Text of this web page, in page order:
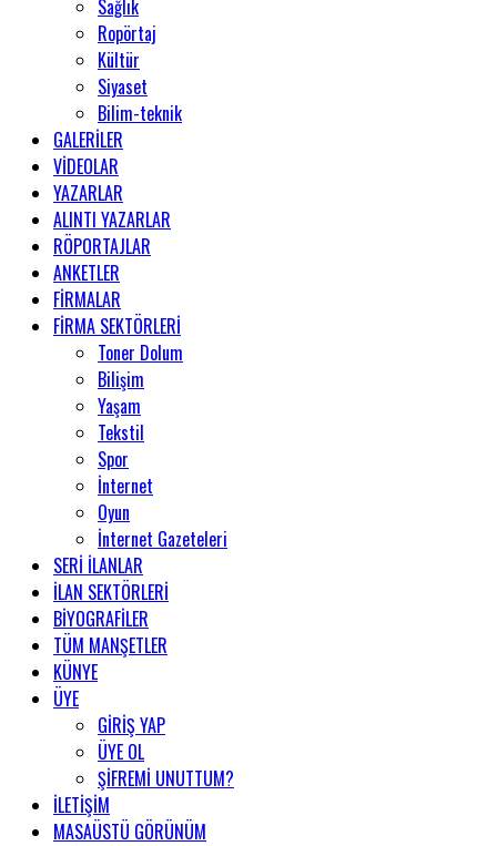
Sağlık
Ropörtaj
Kültür
Siyaset
Bilim-teknik
GALERİLER
VİDEOLAR
YAZARLAR
ALINTI YAZARLAR
RÖPORTAJLAR
ANKETLER
FİRMALAR
FİRMA SEKTÖRLERİ
Toner Dolum
Bilişim
Yaşam
Tekstil
Spor
İnternet
Oyun
İnternet Gazeteleri
SERİ İLANLAR
İLAN SEKTÖRLERİ
BİYOGRAFİLER
TÜM MANŞETLER
KÜNYE
ÜYE
GİRİŞ YAP
ÜYE OL
ŞİFREMİ UNUTTUM?
İLETİŞİM
MASAÜSTÜ GÖRÜNÜM